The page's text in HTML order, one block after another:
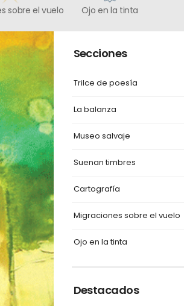
sobre el vuelo Ojo en la tinta
Secciones
Trilce de poesía
La balanza
Museo salvaje
Suenan timbres
Cartografía
Migraciones sobre el vuelo
Ojo en la tinta
Destacados